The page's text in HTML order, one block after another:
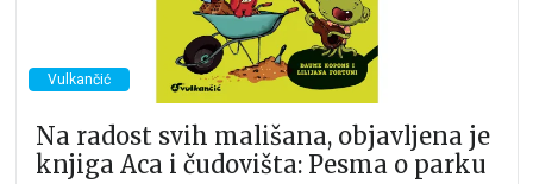
Vulkančić
Na radost svih mališana, objavljena je
knjiga Aca i čudovišta: Pesma o parku